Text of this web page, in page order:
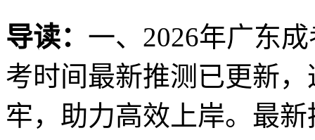
导读： 一、2026年广东
考时间最新推测已更新
牢，助力高效上岸。最